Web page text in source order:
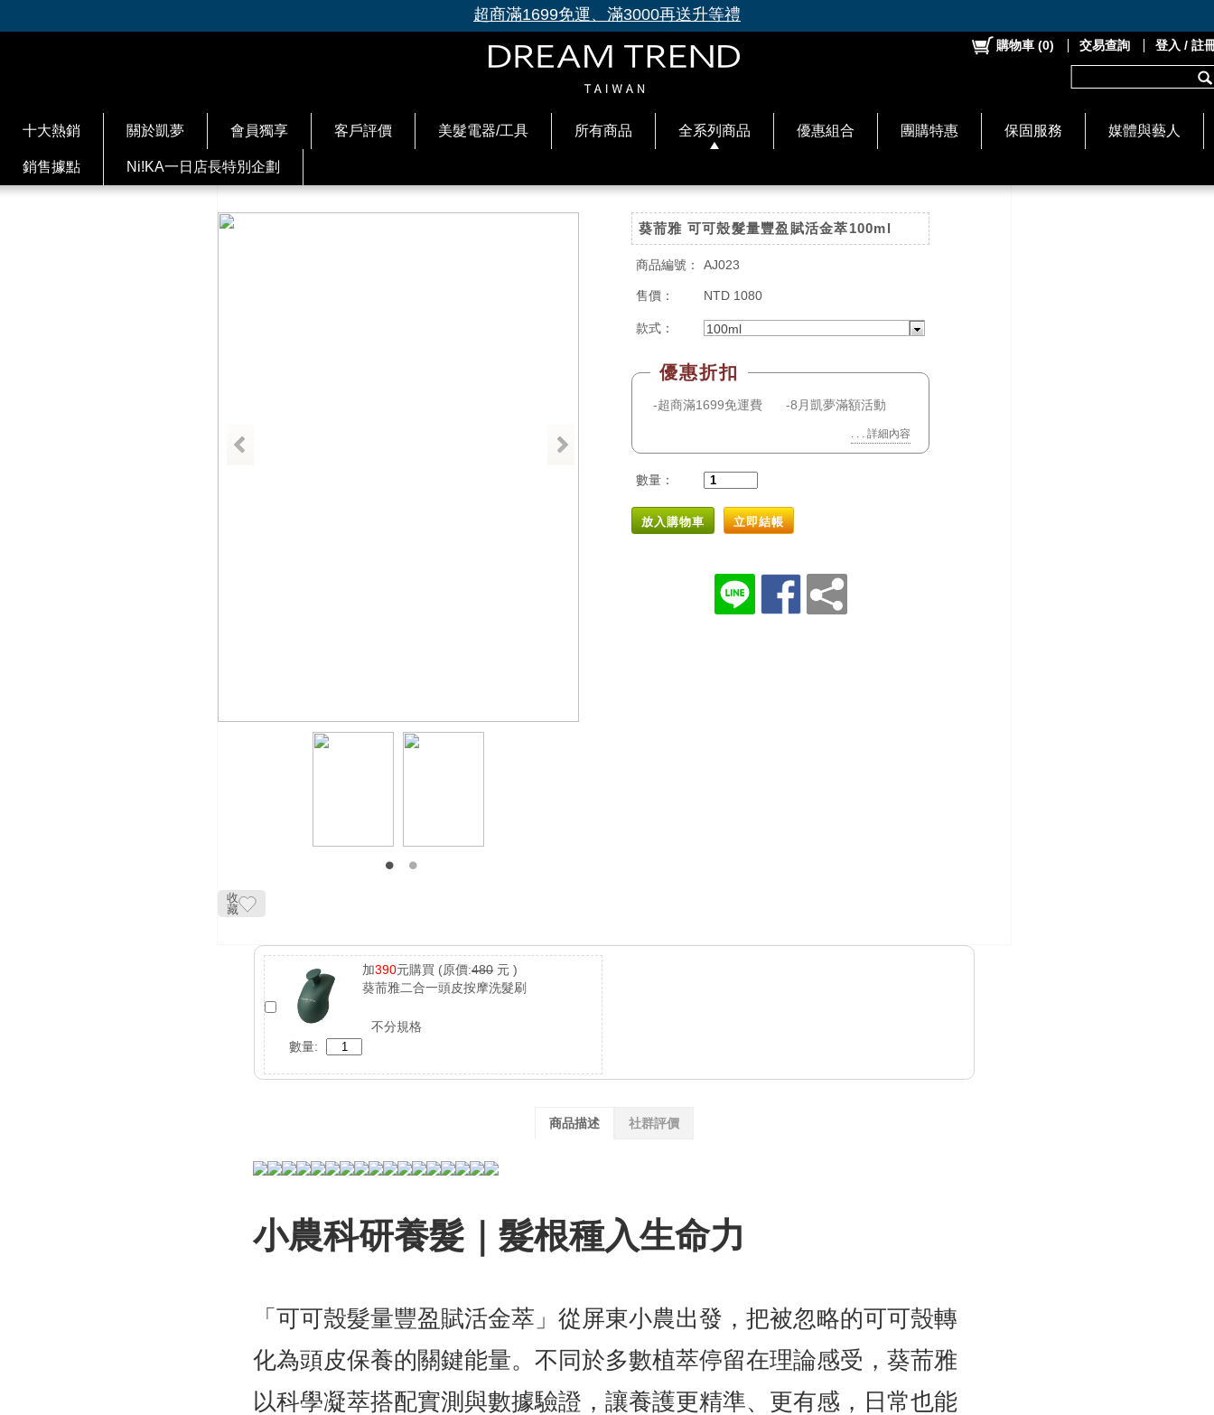
超商滿1699免運、滿3000再送升等禮
十大熱銷 關於凱夢 會員獨享 客戶評價 美髮電器/工具 所有商品 全系列商品 優惠組合 團購特惠 保固服務 媒體與藝人
銷售據點 Ni!KA一日店長特別企劃
購物車 (0) 交易查詢 登入 / 註
收
藏
葵荋雅 可可殼髮量豐盈賦活金萃100ml
商品編號： AJ023
售價： NTD 1080
款式： 100ml
超商滿1699免運費 8月凱夢滿額活動
. . . 詳細內容
數量：
放入購物車 立即結帳
加390元購買 (原價:480 元 )
葵荋雅二合一頭皮按摩洗髮刷
不分規格
數量:
商品描述 社群評價